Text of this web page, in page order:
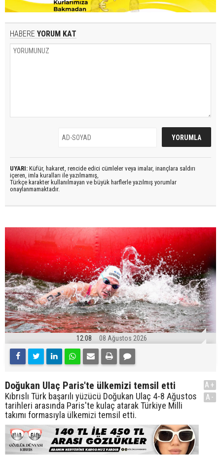
HABERE YORUM KAT
UYARI: Küfür, hakaret, rencide edici cümleler veya imalar, inançlara saldırı
içeren, imla kuralları ile yazılmamış,
Türkçe karakter kullanılmayan ve büyük harflerle yazılmış yorumlar
onaylanmamaktadır.
12:08 08 Ağustos 2026
Doğukan Ulaç Paris'te ülkemizi temsil etti
Kıbrıslı Türk başarılı yüzücü Doğukan Ulaç 4-8 Ağustos
tarihleri arasında Paris'te kulaç atarak Türkiye Milli
takımı formasıyla ülkemizi temsil etti.
A+
A-